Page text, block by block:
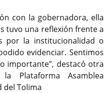
con la gobernadora, ella
tuvo una reflexión frente a
por la institucionalidad o
evidenciar. Sentimos
importante”, destacó otra
Plataforma Asamblea
del Tolima